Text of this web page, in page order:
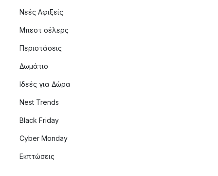
Νεές Αφιξείς
Μπεστ σέλερς
Περιστάσεις
Δωμάτιο
Ιδεές για Δώρα
Nest Trends
Black Friday
Cyber Monday
Εκπτώσεις